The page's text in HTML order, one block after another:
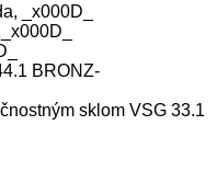
_x000D_
BRONZ-
sklom VSG 33.1